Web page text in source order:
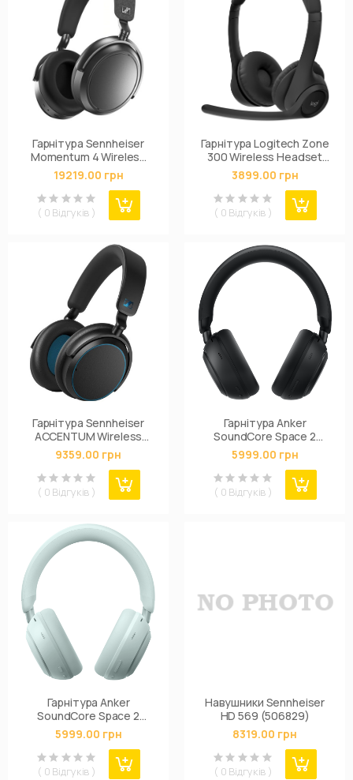
Гарнітура Sennheiser
Momentum 4 Wireless
Graphite
19219.00 грн
( 0 Відгуків )
Гарнітура Logitech Zone
300 Wireless Headset
BT Black (981-001407)
3899.00 грн
( 0 Відгуків )
Гарнітура Sennheiser
ACCENTUM Wireless
Blues
9359.00 грн
( 0 Відгуків )
Гарнітура Anker
SoundСore Space 2
Black
5999.00 грн
( 0 Відгуків )
Гарнітура Anker
SoundСore Space 2
Green
5999.00 грн
( 0 Відгуків )
Навушники Sennheiser
HD 569 (506829)
8319.00 грн
( 0 Відгуків )